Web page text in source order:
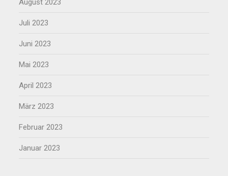
August 2023
Juli 2023
Juni 2023
Mai 2023
April 2023
März 2023
Februar 2023
Januar 2023